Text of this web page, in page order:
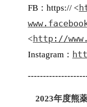
FB：https:// <
< http://
Instagram：
2023年度熊